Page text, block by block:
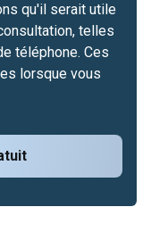
qu'il serait utile
telles
téléphone. Ces
lorsque vous